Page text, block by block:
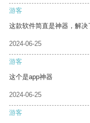
游客
这款软件简直是神器，解决
2024-06-25
游客
这个是app神器
2024-06-25
游客